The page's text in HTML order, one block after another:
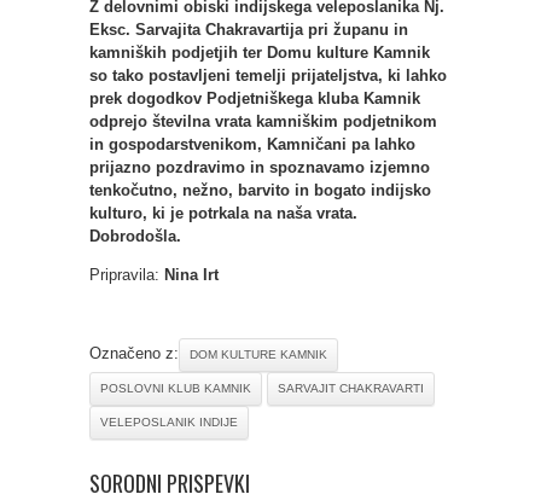
Z delovnimi obiski indijskega veleposlanika Nj.
Eksc. Sarvajita Chakravartija pri županu in
kamniških podjetjih ter Domu kulture Kamnik
so tako postavljeni temelji prijateljstva, ki lahko
prek dogodkov Podjetniškega kluba Kamnik
odprejo številna vrata kamniškim podjetnikom
in gospodarstvenikom, Kamničani pa lahko
prijazno pozdravimo in spoznavamo izjemno
tenkočutno, nežno, barvito in bogato indijsko
kulturo, ki je potrkala na naša vrata.
Dobrodošla.
Pripravila: Nina Irt
Označeno z: DOM KULTURE KAMNIK
POSLOVNI KLUB KAMNIK SARVAJIT CHAKRAVARTI
VELEPOSLANIK INDIJE
SORODNI PRISPEVKI